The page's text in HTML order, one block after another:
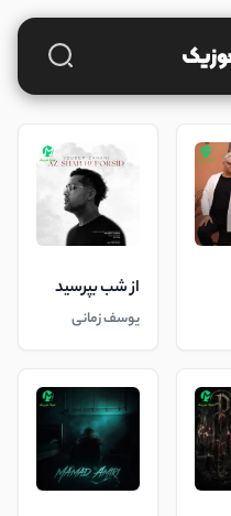
از شب بپرسید
یوسف زمانی